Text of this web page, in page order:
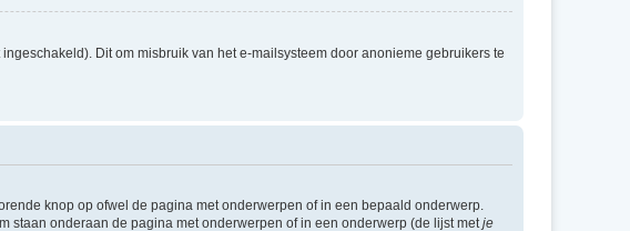
Dit om misbruik van het e-mailsysteem door anonieme gebruikers te
knop op ofwel de pagina met onderwerpen of in een bepaald onderwerp.
staan onderaan de pagina met onderwerpen of in een onderwerp (de lijst metje